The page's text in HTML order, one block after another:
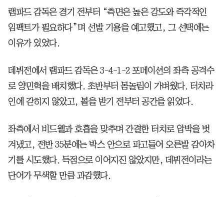
램파드 감독은 경기 전부터 “측면은 높은 강도와 즉각적인
임팩트가 필요하다”며 선발 기용을 예고했고, 그 선택에는
이유가 있었다.
데뷔전에서 램파드 감독은 3-4-1-2 포메이션의 좌측 공격수
로 양민혁을 배치했다. 초반부터 몸놀림이 가벼웠다. 터치라
인에 갇히지 않았고, 볼을 받기 전부터 공간을 읽었다.
좌측에서 비드웰과 호흡을 맞추며 간결한 터치로 압박을 벗
겨냈고, 전반 35분에는 박스 안으로 파고들어 오른발 감아차
기를 시도했다. 득점으로 이어지진 않았지만, 데뷔전이라는
단어가 무색할 만큼 과감했다.